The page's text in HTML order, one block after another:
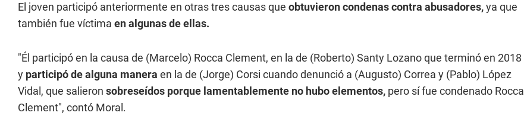
El joven participó anteriormente en otras tres causas que obtuvieron condenas contra abusadores,ya que
también fue víctima en algunas de ellas.
"Él participó en la causa de (Marcelo) Rocca Clement, en la de (Roberto) Santy Lozano que terminó en 2018
y participó de alguna manera en la de (Jorge) Corsi cuando denunció a (Augusto) Correa y (Pablo) López
Vidal, que salieron sobreseídos porque lamentablemente no hubo elementos, pero sí fue condenado Rocca
Clement", contó Moral.